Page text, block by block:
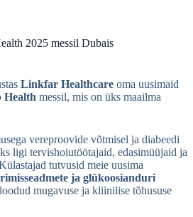
2025 messil Dubais
Linkfar Healthcare oma uusimaid
Health messil, mis on üks maailma
vereproovide võtmisel ja diabeedi
ligi tervishoiutöötajaid, edasimüüjaid ja
tutvusid meie uusima
ja glükoosianduri
mugavuse ja kliinilise tõhususe